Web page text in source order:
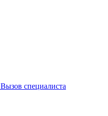
Вызов специалиста